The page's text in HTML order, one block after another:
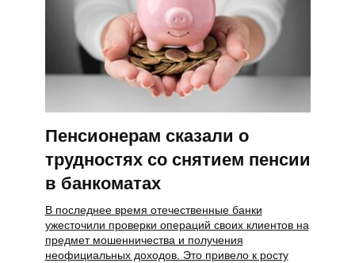
Пенсионерам сказали о
трудностях со снятием пенсии
в банкоматах
В последнее время отечественные банки
ужесточили проверки операций своих клиентов на
предмет мошенничества и получения
неофициальных доходов. Это привело к росту